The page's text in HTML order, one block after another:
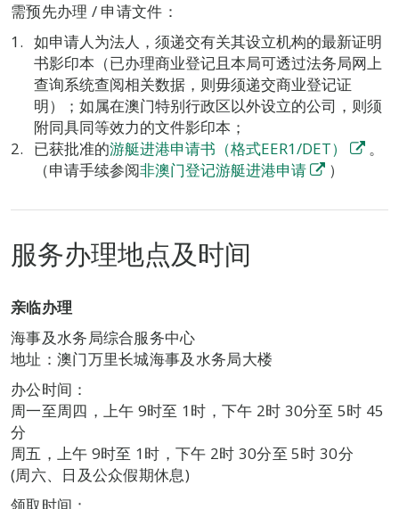
需预先办理 / 申请文件：
如申请人为法人，须递交有关其设立机构的最新证明
书影印本（已办理商业登记且本局可透过法务局网上
查询系统查阅相关数据，则毋须递交商业登记证
明）；如属在澳门特别行政区以外设立的公司，则须
附同具同等效力的文件影印本；
已获批准的游艇进港申请书（格式EER1/DET）
。
（申请手续参阅非澳门登记游艇进港申请 ）
服务办理地点及时间
亲临办理
海事及水务局综合服务中心
地址：澳门万里长城海事及水务局大楼
办公时间：
周一至周四，上午 9时至 1时，下午 2时 30分至 5时 45
分
周五，上午 9时至 1时，下午 2时 30分至 5时 30分
(周六、日及公众假期休息)